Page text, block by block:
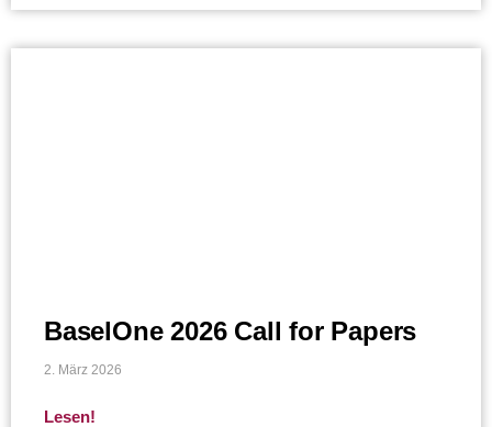
BaselOne 2026 Call for Papers
2. März 2026
Lesen!